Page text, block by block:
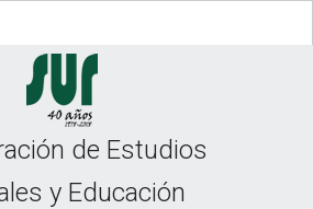
de Estudios
y Educación